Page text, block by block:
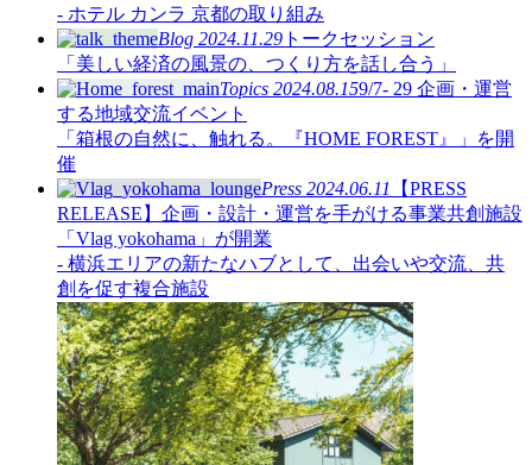
- ホテル カンラ 京都の取り組み
Blog 2024.11.29 トークセッション
「美しい経済の風景の、つくり方を話し合う」
Topics 2024.08.159/7- 29 企画・運営
する地域交流イベント
「箱根の自然に、触れる。『HOME FOREST』」を開
催
Press 2024.06.11
【PRESS
RELEASE】企画・設計・運営を手がける事業共創施設
「Vlag yokohama」が開業
- 横浜エリアの新たなハブとして、出会いや交流、共
創を促す複合施設